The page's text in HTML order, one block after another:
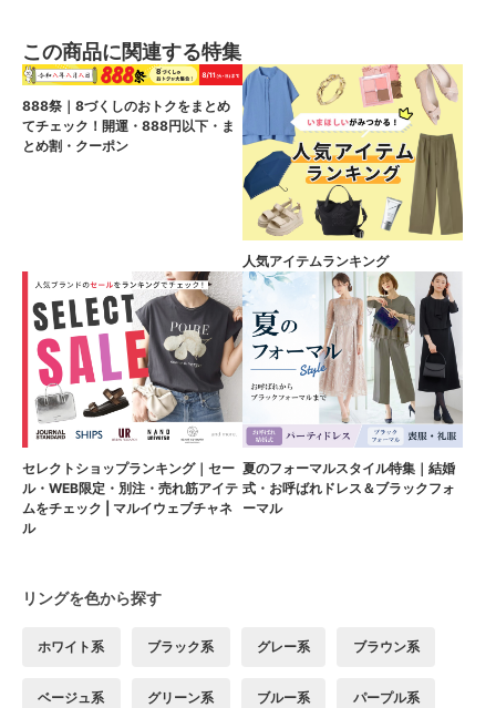
この商品に関連する特集
888祭｜8づくしのおトクをまとめ
てチェック！開運・888円以下・ま
とめ割・クーポン
人気アイテムランキング
セレクトショップランキング｜セー
ル・WEB限定・別注・売れ筋アイテ
ムをチェック | マルイウェブチャネ
ル
夏のフォーマルスタイル特集｜結婚
式・お呼ばれドレス＆ブラックフォ
ーマル
リングを色から探す
ホワイト系 ブラック系 グレー系 ブラウン系
ベージュ系 グリーン系 ブルー系 パープル系